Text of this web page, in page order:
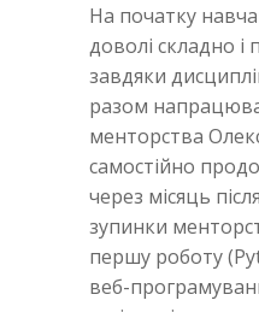
На початку
доволі складно і
завдяки
разом
менторства
самостійно
через місяць після
зупинки
першу роботу
веб-